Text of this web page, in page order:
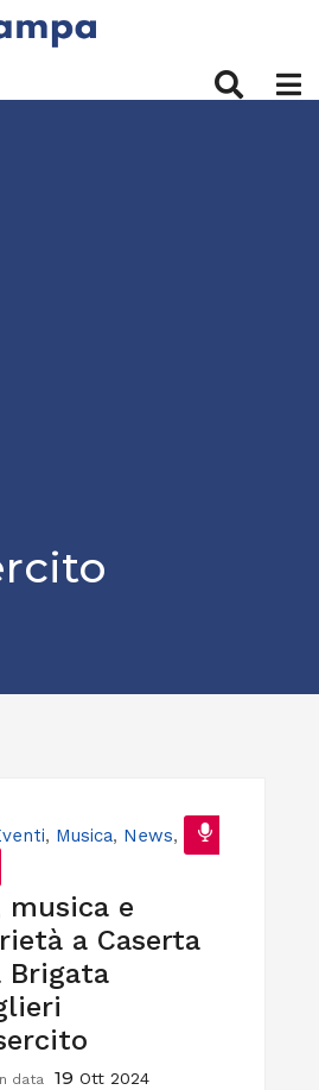
, Musica, News,
musica e
a Caserta
Brigata
data 19 Ott 2024